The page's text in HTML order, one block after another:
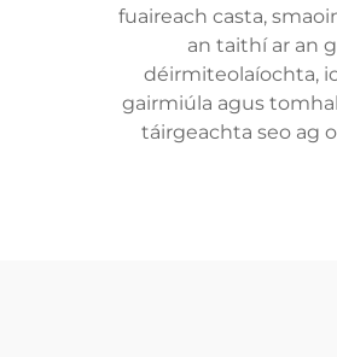
fuaireach casta,
an taithí ar an
déirmiteolaíochta,
gairmiúla agus
táirgeachta seo ag